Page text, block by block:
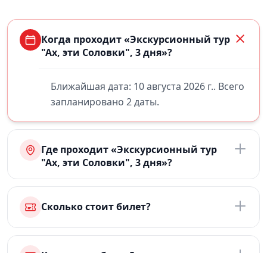
Когда проходит «Экскурсионный тур
"Ах, эти Соловки", 3 дня»?
Ближайшая дата: 10 августа 2026 г.. Всего
запланировано 2 даты.
Где проходит «Экскурсионный тур
"Ах, эти Соловки", 3 дня»?
Сколько стоит билет?